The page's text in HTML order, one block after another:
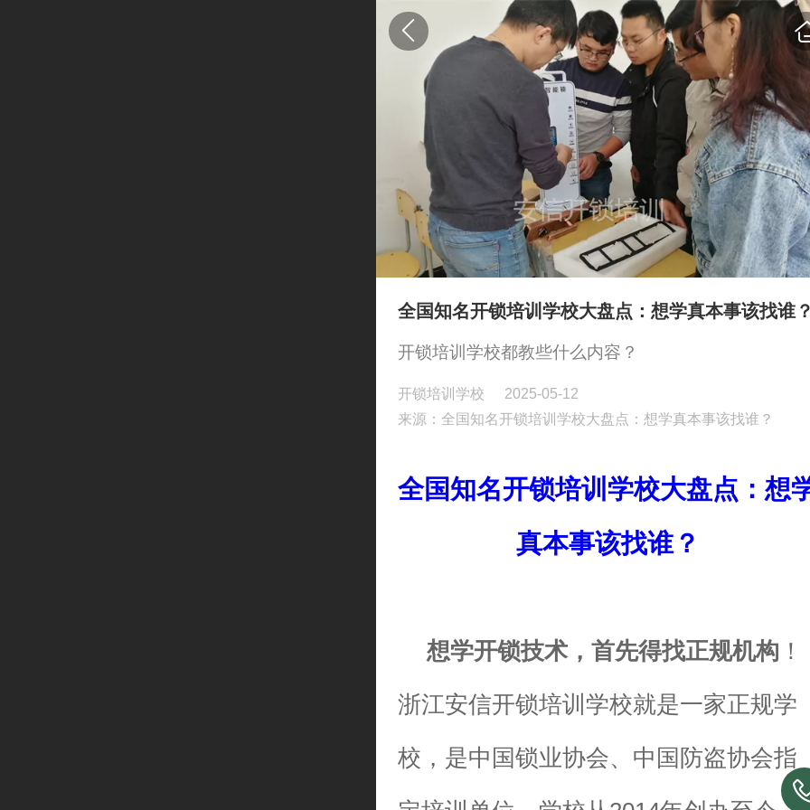
全国知名开锁培训学校大盘点：想学真本事该找谁
开锁培训学校都教些什么内容？
开锁培训学校
2025-05-12
来源：全国知名开锁培训学校大盘点：想学真本事该找谁？
全国知名开锁培训学校大盘点：想
真本事该找谁？
想学开锁技术，首先得找正规机构 ！
浙江安信开锁培训学校就是一家正规学
校，是中国锁业协会、中国防盗协会指